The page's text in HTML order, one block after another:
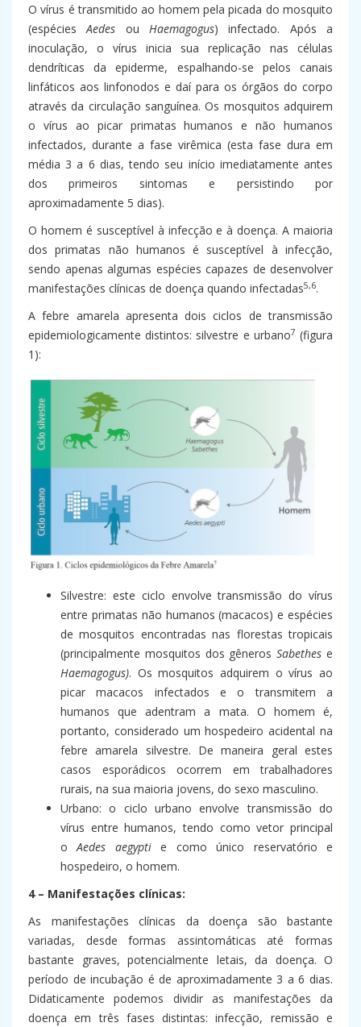
O vírus é transmitido ao homem pela picada do mosquito
(espéciesAedes ouHaemagogus) infectado. Após a
inoculação, o vírus inicia sua replicação nas células
dendríticas da epiderme, espalhando-se pelos canais
linfáticos aos linfonodos e daí para os órgãos do corpo
através da circulação sanguínea. Os mosquitos adquirem
o vírus ao picar primatas humanos e não humanos
infectados, durante a fase virêmica (esta fase dura em
média 3 a 6 dias, tendo seu início imediatamente antes
dos primeiros sintomas e persistindo por
aproximadamente 5 dias).
O homem é susceptível à infecção e à doença. A maioria
dos primatas não humanos é susceptível à infecção,
sendo apenas algumas espécies capazes de desenvolver
manifestações clínicas de doença quando infectadas5,6.
A febre amarela apresenta dois ciclos de transmissão
epidemiologicamente distintos: silvestre e urbano7 (figura
1):
Silvestre: este ciclo envolve transmissão do vírus
entre primatas não humanos (macacos) e espécies
de mosquitos encontradas nas florestas tropicais
(principalmente mosquitos dos gênerosSabethese
Haemagogus). Os mosquitos adquirem o vírus ao
picar macacos infectados e o transmitem a
humanos que adentram a mata. O homem é,
portanto, considerado um hospedeiro acidental na
febre amarela silvestre. De maneira geral estes
casos esporádicos ocorrem em trabalhadores
rurais, na sua maioria jovens, do sexo masculino.
Urbano: o ciclo urbano envolve transmissão do
vírus entre humanos, tendo como vetor principal
oAedes aegyptie como único reservatório e
hospedeiro, o homem.
4 – Manifestações clínicas:
As manifestações clínicas da doença são bastante
variadas, desde formas assintomáticas até formas
bastante graves, potencialmente letais, da doença. O
período de incubação é de aproximadamente 3 a 6 dias.
Didaticamente podemos dividir as manifestações da
doença em três fases distintas: infecção, remissão e